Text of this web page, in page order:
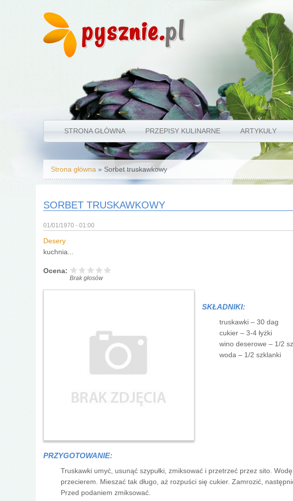
pysznie.pl
STRONA GŁÓWNA PRZEPISY KULINARNE ARTYKUŁY
Jesteś tutaj
Strona główna » Sorbet truskawkowy
SORBET TRUSKAWKOWY
01/01/1970 - 01:00
Desery
kuchnia...
Ocena:
Brak głosów
SKŁADNIKI:
truskawki – 30 dag
cukier – 3-4 łyżki
wino deserowe – 1/2
woda – 1/2 szklanki
PRZYGOTOWANIE:
Truskawki umyć, usunąć szypułki, zmiksować i przetrzeć przez sito.
przecierem. Mieszać tak długo, aż rozpuści się cukier. Zamrozić,
Przed podaniem zmiksować.